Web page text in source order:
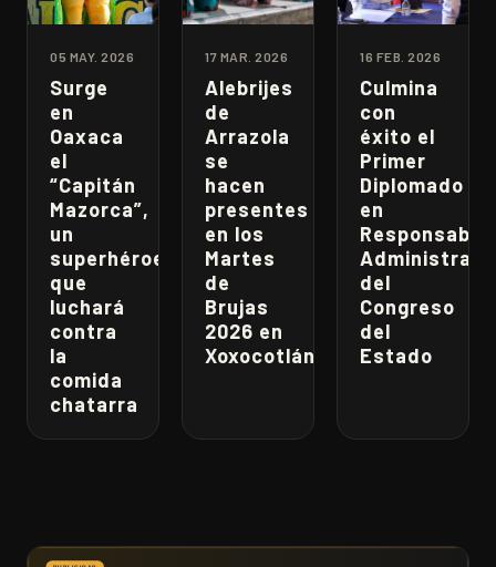
05 MAY. 2026
Surge
en
Oaxaca
el
“Capitán
Mazorca”,
un
superhéroe
que
luchará
contra
la
comida
chatarra
17 MAR. 2026
Alebrijes
de
Arrazola
se
hacen
presentes
en los
Martes
de
Brujas
2026 en
Xoxocotlán
16 FEB. 2026
Culmina
con
éxito el
Primer
Diplomado
en
del
Congreso
del
Estado